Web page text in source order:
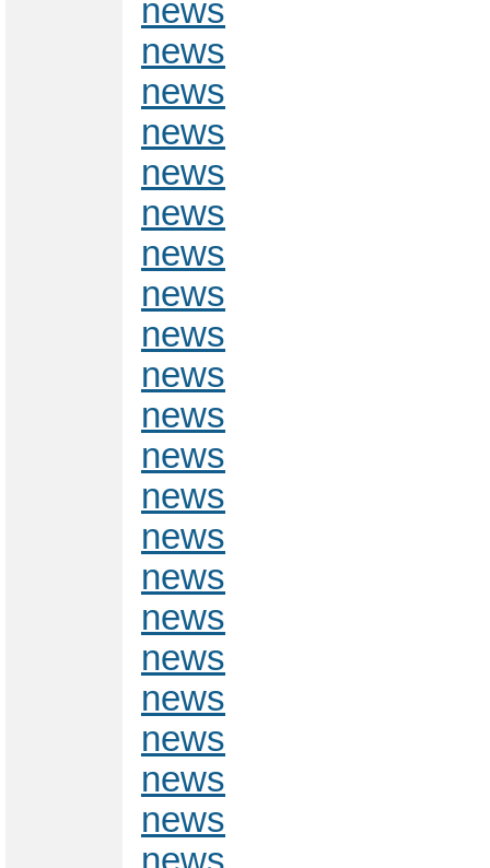
news
news
news
news
news
news
news
news
news
news
news
news
news
news
news
news
news
news
news
news
news
news